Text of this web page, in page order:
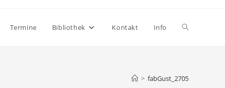
Termine Bibliothek Kontakt Info Website-
> fabGust_2705